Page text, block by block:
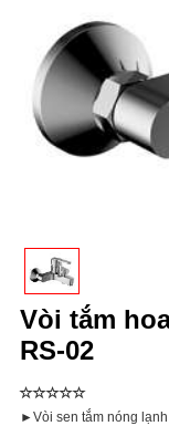
Vòi tắm
RS-02
►Vòi sen tắm nóng